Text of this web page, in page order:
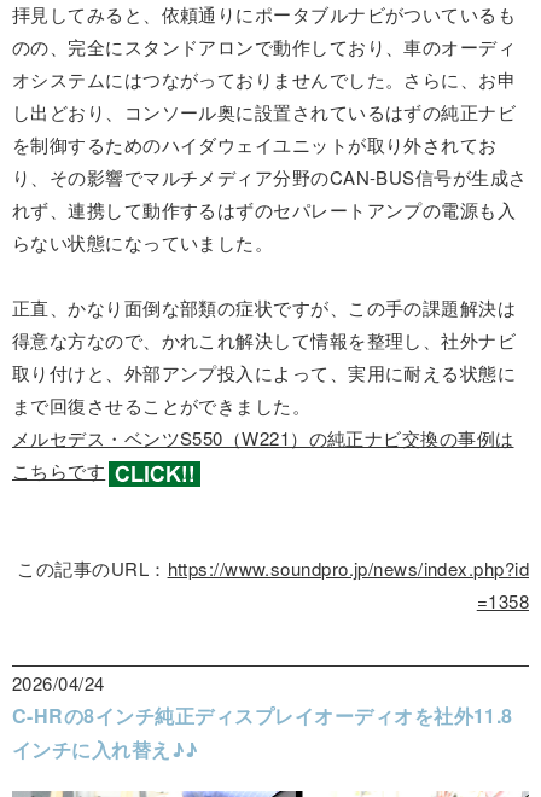
拝見してみると、依頼通りにポータブルナビがついているも
のの、完全にスタンドアロンで動作しており、車のオーディ
オシステムにはつながっておりませんでした。さらに、お申
し出どおり、コンソール奥に設置されているはずの純正ナビ
を制御するためのハイダウェイユニットが取り外されてお
り、その影響でマルチメディア分野のCAN-BUS信号が生成さ
れず、連携して動作するはずのセパレートアンプの電源も入
らない状態になっていました。
正直、かなり面倒な部類の症状ですが、この手の課題解決は
得意な方なので、かれこれ解決して情報を整理し、社外ナビ
取り付けと、外部アンプ投入によって、実用に耐える状態に
まで回復させることができました。
メルセデス・ベンツS550（W221）の純正ナビ交換の事例は
こちらです
この記事のURL： https://www.soundpro.jp/news/index.php?id
=1358
2026/04/24
C-HRの8インチ純正ディスプレイオーディオを社外11.8
インチに入れ替え♪♪